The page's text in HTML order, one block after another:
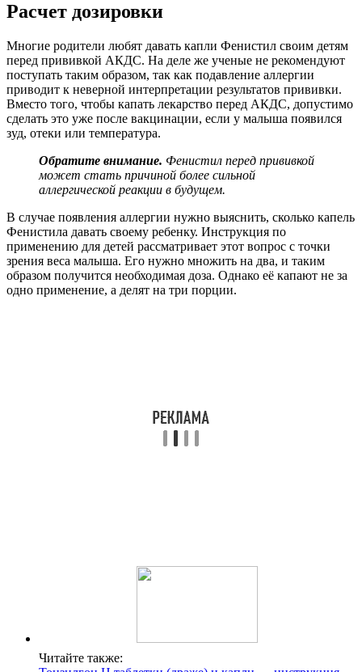
Расчет дозировки
Многие родители любят давать капли Фенистил своим детям
перед прививкой АКДС. На деле же ученые не рекомендуют
поступать таким образом, так как подавление аллергии
приводит к неверной интерпретации результатов прививки.
Вместо того, чтобы капать лекарство перед АКДС, допустимо
сделать это уже после вакцинации, если у малыша появился
зуд, отеки или температура.
Обратите внимание. Фенистил перед прививкой
может стать причиной более сильной
аллергической реакции в будущем.
В случае появления аллергии нужно выяснить, сколько капель
Фенистила давать своему ребенку. Инструкция по
применению для детей рассматривает этот вопрос с точки
зрения веса малыша. Его нужно множить на два, и таким
образом получится необходимая доза. Однако её капают не за
одно применение, а делят на три порции.
Читайте также: